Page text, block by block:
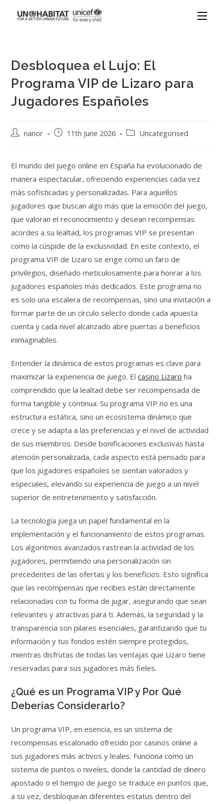
Desbloquea el Lujo: El
Programa VIP de Lizaro para
Jugadores Españoles
nanor 11th June 2026 Uncategorised
El mundo del juego online en España ha evolucionado de
manera espectacular, ofreciendo experiencias cada vez
más sofisticadas y personalizadas. Para aquellos
jugadores que buscan algo más que la emoción del juego,
que valoran el reconocimiento y desean recompensas
acordes a su lealtad, los programas VIP se presentan
como la cúspide de la exclusividad. En este contexto, el
programa VIP de Lizaro se erige como un faro de
privilegios, diseñado meticulosamente para honrar a los
jugadores españoles más dedicados. Este programa no
es solo una escalera de recompensas, sino una invitación a
formar parte de un círculo selecto donde cada apuesta
cuenta y cada nivel alcanzado abre puertas a beneficios
inimaginables.
Entender la dinámica de estos programas es clave para
maximizar la experiencia de juego. Elcasino Lizaro ha
comprendido que la lealtad debe ser recompensada de
forma tangible y continua. Su programa VIP no es una
estructura estática, sino un ecosistema dinámico que
crece y se adapta a las preferencias y el nivel de actividad
de sus miembros. Desde bonificaciones exclusivas hasta
atención personalizada, cada aspecto está pensado para
que los jugadores españoles se sientan valorados y
especiales, elevando su experiencia de juego a un nivel
superior de entretenimiento y satisfacción.
La tecnología juega un papel fundamental en la
implementación y el funcionamiento de estos programas.
Los algoritmos avanzados rastrean la actividad de los
jugadores, permitiendo una personalización sin
precedentes de las ofertas y los beneficios. Esto significa
que las recompensas que recibes están directamente
relacionadas con tu forma de jugar, asegurando que sean
relevantes y atractivas para ti. Además, la seguridad y la
transparencia son pilares esenciales, garantizando que tu
información y tus fondos estén siempre protegidos,
mientras disfrutas de todas las ventajas que Lizaro tiene
reservadas para sus jugadores más fieles.
¿Qué es un Programa VIP y Por Qué
Deberías Considerarlo?
Un programa VIP, en esencia, es un sistema de
recompensas escalonado ofrecido por casinos online a
sus jugadores más activos y leales. Funciona como un
sistema de puntos o niveles, donde la cantidad de dinero
apostado o el tiempo de juego se traduce en puntos que,
a su vez, desbloquean diferentes estatus dentro del